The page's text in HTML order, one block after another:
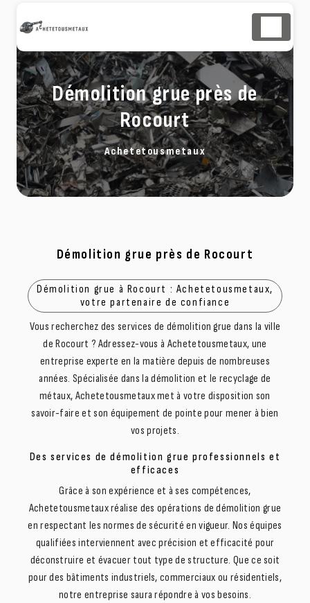
Démolition grue près de
Rocourt
Achetetousmetaux
Démolition grue près de Rocourt
Démolition grue à Rocourt : Achetetousmetaux,
votre partenaire de confiance
Vous recherchez des services de démolition grue dans la ville
de Rocourt ? Adressez-vous à Achetetousmetaux, une
entreprise experte en la matière depuis de nombreuses
années. Spécialisée dans la démolition et le recyclage de
métaux, Achetetousmetaux met à votre disposition son
savoir-faire et son équipement de pointe pour mener à bien
vos projets.
Des services de démolition grue professionnels et
efficaces
Grâce à son expérience et à ses compétences,
Achetetousmetaux réalise des opérations de démolition grue
en respectant les normes de sécurité en vigueur. Nos équipes
qualifiées interviennent avec précision et efficacité pour
déconstruire et évacuer tout type de structure. Que ce soit
pour des bâtiments industriels, commerciaux ou résidentiels,
notre entreprise saura répondre à vos besoins.